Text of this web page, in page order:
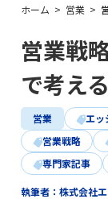
ホーム > 営業 >
営業戦
で考え
営業 エッ
営業戦略
専門家記事
執筆者：株式会社